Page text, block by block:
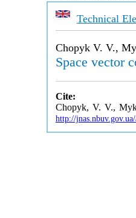
Technical
Chopyk V. V.,
Space vector
Cite:
Chopyk, V. V.,
http://